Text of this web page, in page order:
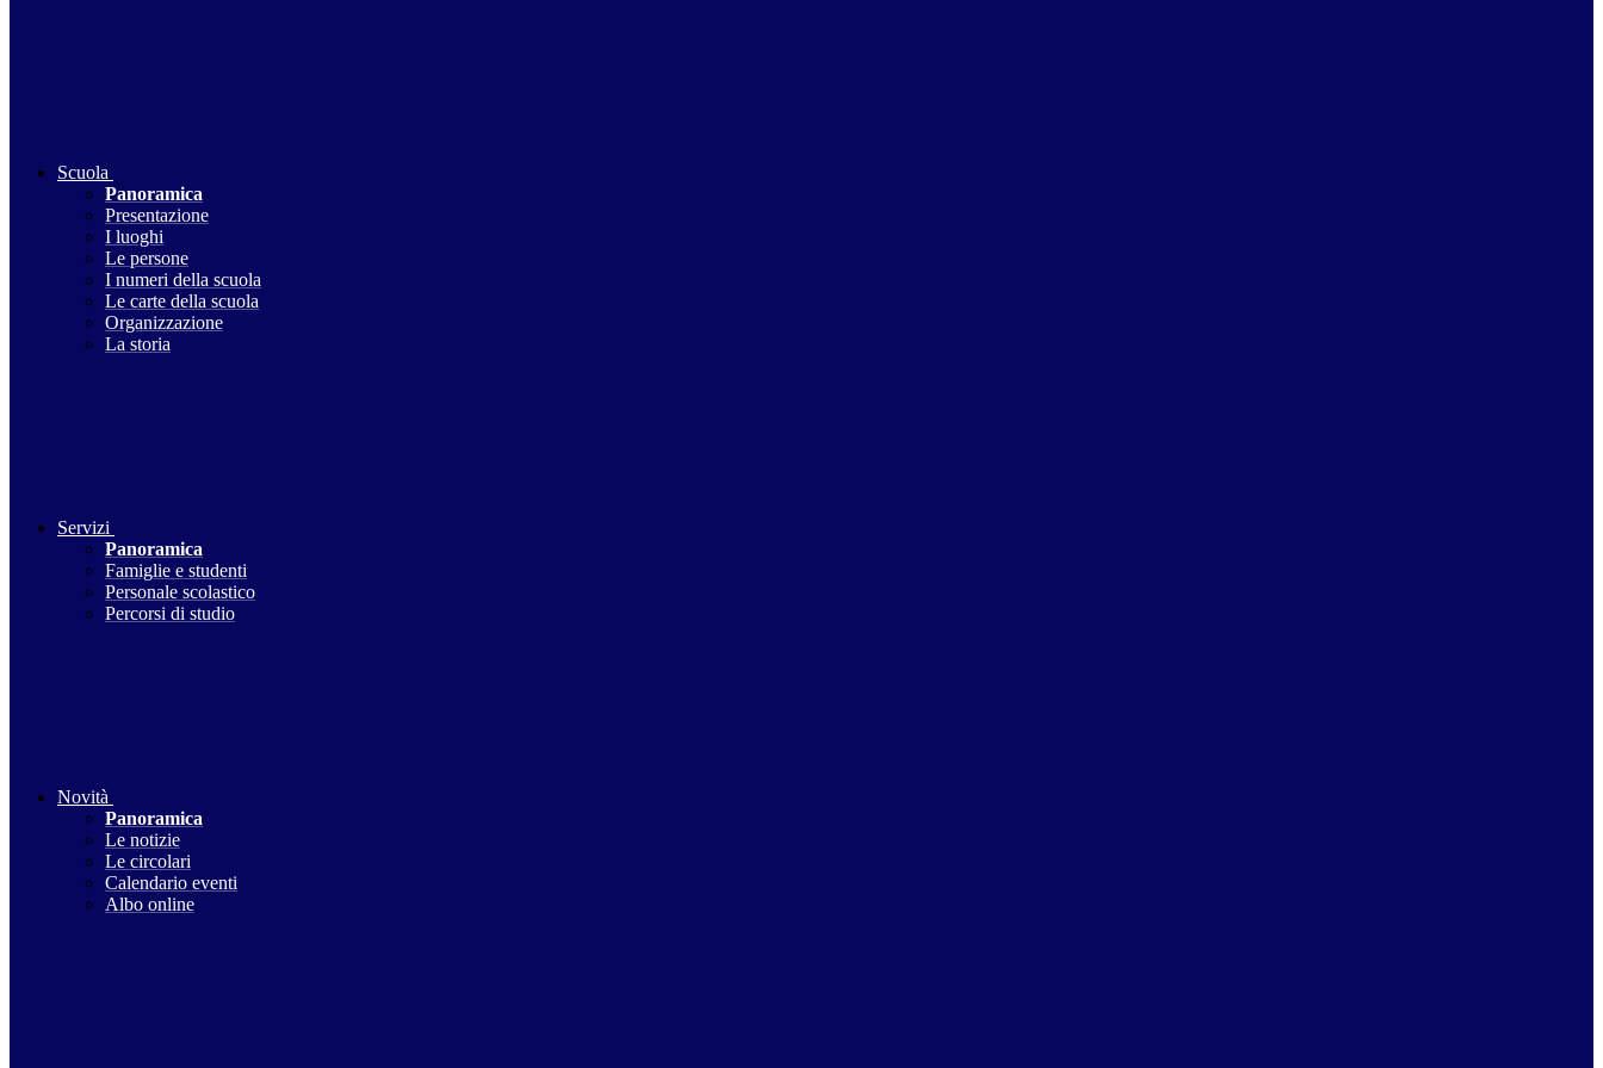
Scuola
Panoramica
Presentazione
I luoghi
Le persone
I numeri della scuola
Le carte della scuola
Organizzazione
La storia
Servizi
Panoramica
Famiglie e studenti
Personale scolastico
Percorsi di studio
Novità
Panoramica
Le notizie
Le circolari
Calendario eventi
Albo online